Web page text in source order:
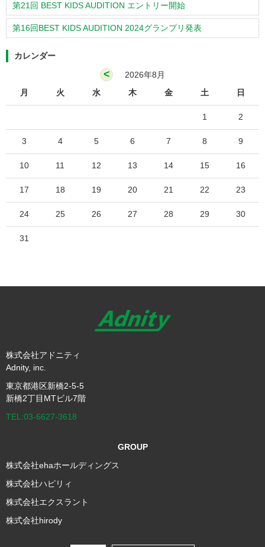
第21回 BEST KIDS AUDITION エントリー開始
第16回BEST KIDS AUDITION 2024グランプリ発表
カレンダー
<
2026年8月
月
火 水 木 金 土 日
1 2
3 4 5 6 7 8 9
10 11 12 13 14 15 16
17 18 19 20 21 22 23
24 25 26 27 28 29 30
31
株式会社アドニティ
Adnity, inc.
東京都港区新橋2-5-5
新橋2丁目MTビル7階
TEL:03-6627-3618
GROUP
株式会社ehaホールディングス
株式会社ハピリィ
株式会社エクスラント
株式会社hirody